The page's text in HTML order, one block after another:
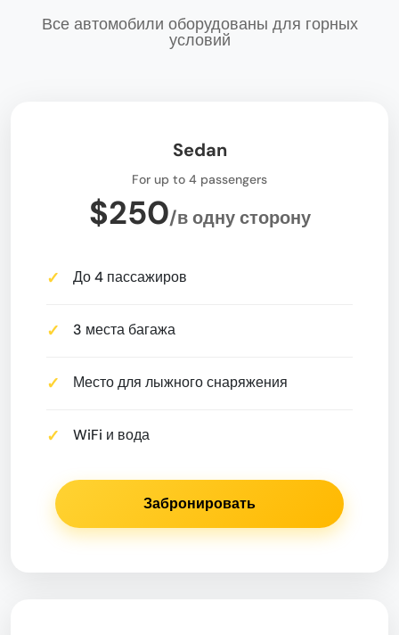
Все автомобили оборудованы для горных
условий
Sedan
For up to 4 passengers
$250/в одну сторону
До 4 пассажиров
3 места багажа
Место для лыжного снаряжения
WiFi и вода
Забронировать